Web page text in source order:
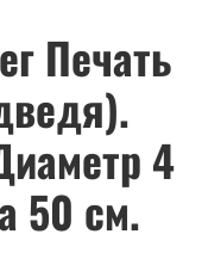
Печать
4
50 см.